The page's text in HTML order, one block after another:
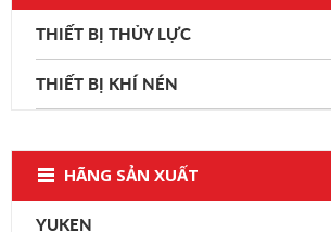
THIẾT BỊ THỦY LỰC
THIẾT BỊ KHÍ NÉN
HÃNG SẢN XUẤT
YUKEN